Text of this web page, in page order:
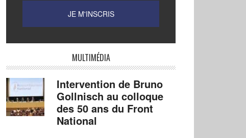
MULTIMÉDIA
Intervention de Bruno
Gollnisch au colloque
des 50 ans du Front
National